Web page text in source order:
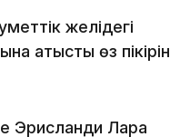
желідегі
қатысты өз пікірін
Эрисланди Лара